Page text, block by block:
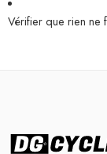
Vérifier que rien ne